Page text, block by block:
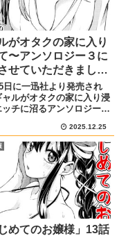
がオタクの家に入り
〜アンソロジー３に
せていただきまし
日に一迅社より発売され
ャルがオタクの家に入り浸
ッチに沼るアンソロジーコ
ジ描かせていただきまし
般向けの本ですが、えっち
があるのでご了承くださ
紙はこちらです宣伝...
2025.12.25
めてのお嬢様」13話